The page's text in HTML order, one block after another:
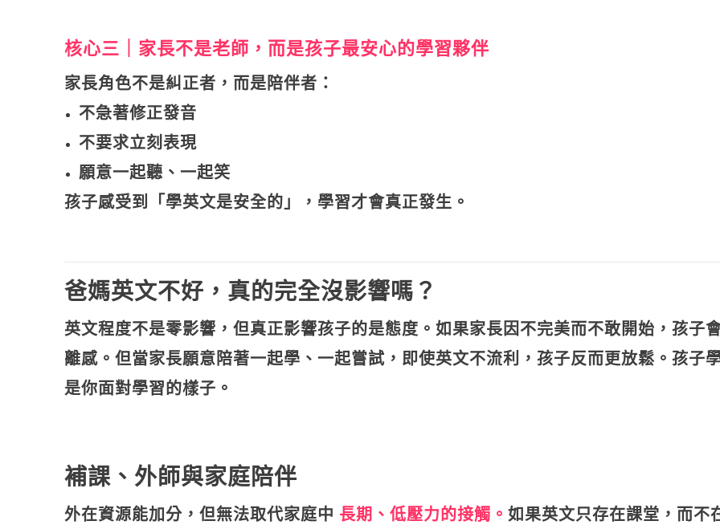
核心三｜家長不是老師，而是孩子最安心的學習夥伴
家長角色不是糾正者，而是陪伴者：
不急著修正發音
不要求立刻表現
願意一起聽、一起笑
孩子感受到「學英文是安全的」，學習才會真正發生。
爸媽英文不好，真的完全沒影響嗎？
英文程度不是零影響，但真正影響孩子的是態度。如果家長因不完美而不敢開始，孩子
離感。但當家長願意陪著一起學、一起嘗試，即使英文不流利，孩子反而更放鬆。孩子
是你面對學習的樣子。
補課、外師與家庭陪伴
外在資源能加分，但無法取代家庭中 長期、低壓力的接觸。 如果英文只存在課堂，而不